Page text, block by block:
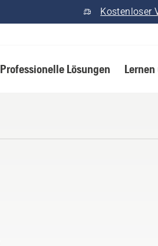
Kostenloser
Professionelle Lösungen